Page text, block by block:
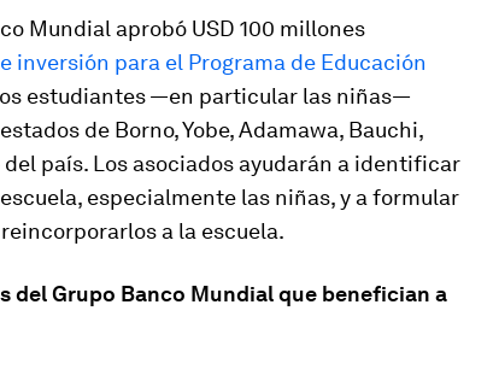
Mundial aprobó USD 100 millones
inversión para el Programa de Educación
estudiantes —en particular las niñas—
de Borno, Yobe, Adamawa, Bauchi,
del país. Los asociados ayudarán a identificar
especialmente las niñas, y a formular
a la escuela.
del Grupo Banco Mundial que benefician a